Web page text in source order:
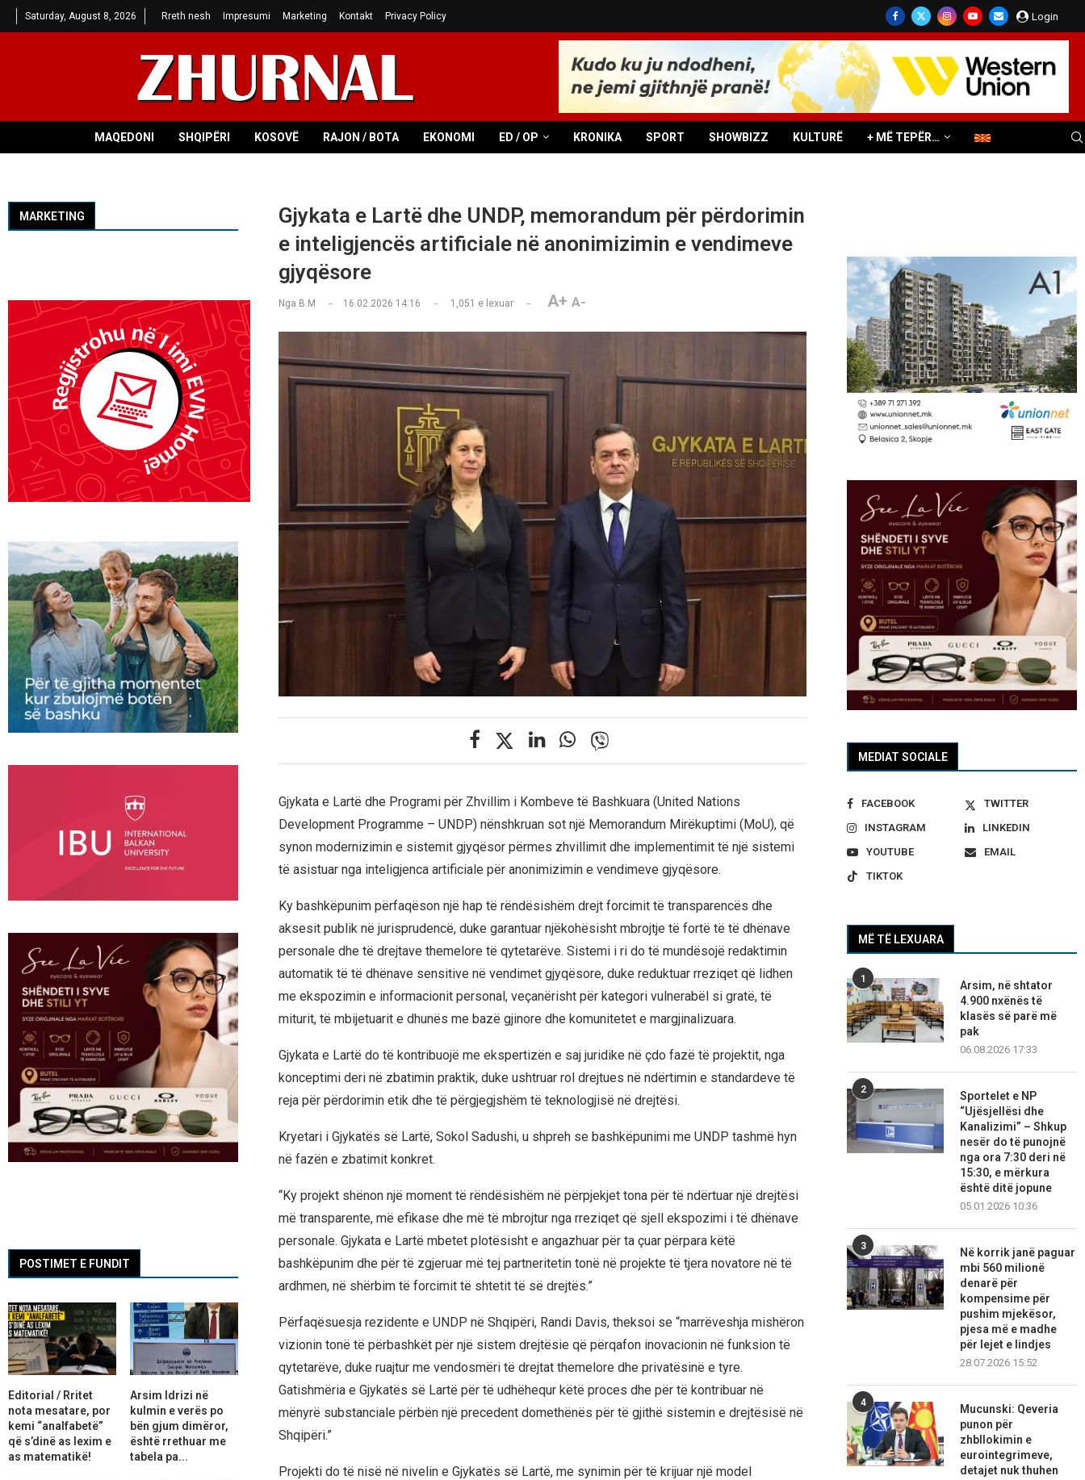
Saturday, August 8, 2026 Rreth nesh Impresumi Marketing Kontakt Privacy Policy Login
MAQEDONI SHQIPËRI KOSOVË RAJON / BOTA EKONOMI ED / OP KRONIKA SPORT SHOWBIZZ KULTURË + MË TEPËR…
Gjykata e Lartë dhe UNDP, memorandum për përdorimin
e inteligjencës artificiale në anonimizimin e vendimeve
gjyqësore
Nga B.M 16.02.2026 14:16 1,051 e lexuar A+ A-
Gjykata e Lartë dhe Programi për Zhvillim i Kombeve të Bashkuara (United Nations
Development Programme – UNDP) nënshkruan sot një Memorandum Mirëkuptimi (MoU), që
synon modernizimin e sistemit gjyqësor përmes zhvillimit dhe implementimit të një sistemi
të asistuar nga inteligjenca artificiale për anonimizimin e vendimeve gjyqësore.
Ky bashkëpunim përfaqëson një hap të rëndësishëm drejt forcimit të transparencës dhe
aksesit publik në jurisprudencë, duke garantuar njëkohësisht mbrojtje të fortë të të dhënave
personale dhe të drejtave themelore të qytetarëve. Sistemi i ri do të mundësojë redaktimin
automatik të të dhënave sensitive në vendimet gjyqësore, duke reduktuar rreziqet që lidhen
me ekspozimin e informacionit personal, veçanërisht për kategori vulnerabël si gratë, të
miturit, të mbijetuarit e dhunës me bazë gjinore dhe komunitetet e margjinalizuara.
Gjykata e Lartë do të kontribuojë me ekspertizën e saj juridike në çdo fazë të projektit, nga
konceptimi deri në zbatimin praktik, duke ushtruar rol drejtues në ndërtimin e standardeve të
reja për përdorimin etik dhe të përgjegjshëm të teknologjisë në drejtësi.
Kryetari i Gjykatës së Lartë, Sokol Sadushi, u shpreh se bashkëpunimi me UNDP tashmë hyn
në fazën e zbatimit konkret.
“Ky projekt shënon një moment të rëndësishëm në përpjekjet tona për të ndërtuar një drejtësi
më transparente, më efikase dhe më të mbrojtur nga rreziqet që sjell ekspozimi i të dhënave
personale. Gjykata e Lartë mbetet plotësisht e angazhuar për ta çuar përpara këtë
bashkëpunim dhe për të zgjeruar më tej partneritetin tonë në projekte të tjera novatore në të
ardhmen, në shërbim të forcimit të shtetit të së drejtës.”
Përfaqësuesja rezidente e UNDP në Shqipëri, Randi Davis, theksoi se “marrëveshja mishëron
vizionin tonë të përbashkët për një sistem drejtësie që përqafon inovacionin në funksion të
qytetarëve, duke ruajtur me vendosmëri të drejtat themelore dhe privatësinë e tyre.
Gatishmëria e Gjykatës së Lartë për të udhëhequr këtë proces dhe për të kontribuar në
mënyrë substanciale përbën një precedent domethënës për të gjithë sistemin e drejtësisë në
Shqipëri.”
Projekti do të nisë në nivelin e Gjykatës së Lartë, me synimin për të krijuar një model
MEDIAT SOCIALE
FACEBOOK
TWITTER
INSTAGRAM
LINKEDIN
YOUTUBE
EMAIL
TIKTOK
MË TË LEXUARA
1
Arsim, në shtator
4.900 nxënës të
klasës së parë më
pak
06.08.2026 17:33
2
Sportelet e NP
“Ujësjellësi dhe
Kanalizimi” – Shkup
nesër do të punojnë
nga ora 7:30 deri në
15:30, e mërkura
është ditë jopune
05.01.2026 10:36
3
Në korrik janë paguar
mbi 560 milionë
denarë për
kompensime për
pushim mjekësor,
pjesa më e madhe
për lejet e lindjes
28.07.2026 15:52
4
Mucunski: Qeveria
punon për
zhbllokimin e
eurointegrimeve,
detajet nuk thuhen
MARKETING
POSTIMET E FUNDIT
Editorial / Rritet
nota mesatare, por
kemi “analfabetë”
që s’dinë as lexim e
as matematikë!
Arsim Idrizi në
kulmin e verës po
bën gjum dimëror,
është rrethuar me
tabela pa...